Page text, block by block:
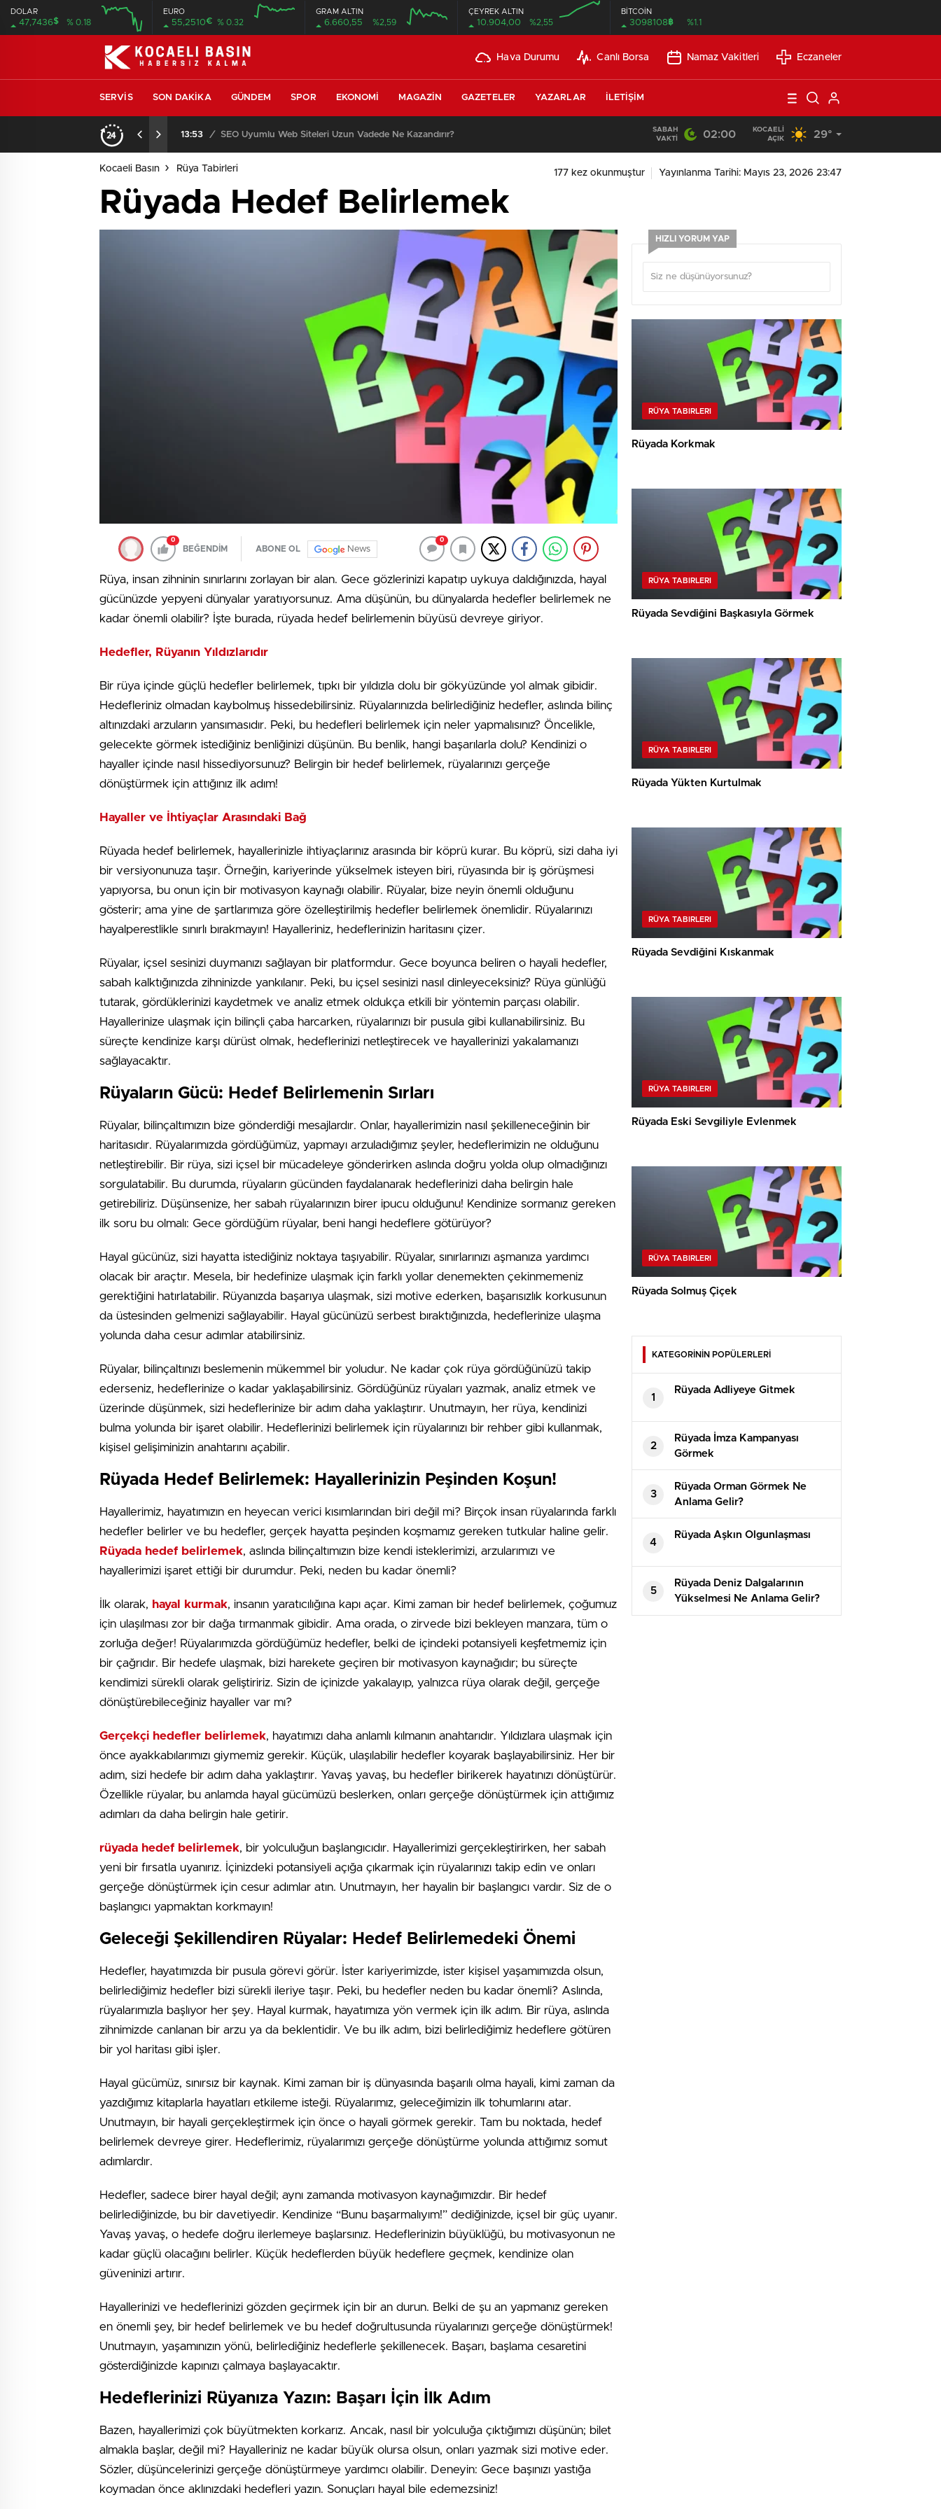
DOLAR
47,7436$ % 0.18
EURO
55,2510€ % 0.32
GRAM ALTIN
6.660,55 %2,59
ÇEYREK ALTIN
10.904,00 %2,55
BİTCOİN
3098108฿ %1.1
Hava Durumu Canlı Borsa Namaz Vakitleri Eczaneler
SERVIS SON DAKIKA GÜNDEM SPOR EKONOMI MAGAZIN GAZETELER YAZARLAR İLETIŞIM
13:53 / SEO Uyumlu Web Siteleri Uzun Vadede Ne Kazandırır? 21:21 / Günlük Okuma Süresi Az Olanlar İçin Etkili Okuma
SABAH
VAKTI
02:00
KOCAELI
AÇIK
29°
Kocaeli Basın Rüya Tabirleri 177 kez okunmuştur Yayınlanma Tarihi: Mayıs 23, 2026 23:47
Rüyada Hedef Belirlemek
0
BEĞENDİM ABONE OL News
0
Rüya, insan zihninin sınırlarını zorlayan bir alan. Gece gözlerinizi kapatıp uykuya daldığınızda, hayal
gücünüzde yepyeni dünyalar yaratıyorsunuz. Ama düşünün, bu dünyalarda hedefler belirlemek ne
kadar önemli olabilir? İşte burada, rüyada hedef belirlemenin büyüsü devreye giriyor.
Hedefler, Rüyanın Yıldızlarıdır
Bir rüya içinde güçlü hedefler belirlemek, tıpkı bir yıldızla dolu bir gökyüzünde yol almak gibidir.
Hedefleriniz olmadan kaybolmuş hissedebilirsiniz. Rüyalarınızda belirlediğiniz hedefler, aslında bilinç
altınızdaki arzuların yansımasıdır. Peki, bu hedefleri belirlemek için neler yapmalısınız? Öncelikle,
gelecekte görmek istediğiniz benliğinizi düşünün. Bu benlik, hangi başarılarla dolu? Kendinizi o
hayaller içinde nasıl hissediyorsunuz? Belirgin bir hedef belirlemek, rüyalarınızı gerçeğe
dönüştürmek için attığınız ilk adım!
Hayaller ve İhtiyaçlar Arasındaki Bağ
Rüyada hedef belirlemek, hayallerinizle ihtiyaçlarınız arasında bir köprü kurar. Bu köprü, sizi daha iyi
bir versiyonunuza taşır. Örneğin, kariyerinde yükselmek isteyen biri, rüyasında bir iş görüşmesi
yapıyorsa, bu onun için bir motivasyon kaynağı olabilir. Rüyalar, bize neyin önemli olduğunu
gösterir; ama yine de şartlarımıza göre özelleştirilmiş hedefler belirlemek önemlidir. Rüyalarınızı
hayalperestlikle sınırlı bırakmayın! Hayalleriniz, hedeflerinizin haritasını çizer.
Rüyalar, içsel sesinizi duymanızı sağlayan bir platformdur. Gece boyunca beliren o hayali hedefler,
sabah kalktığınızda zihninizde yankılanır. Peki, bu içsel sesinizi nasıl dinleyeceksiniz? Rüya günlüğü
tutarak, gördüklerinizi kaydetmek ve analiz etmek oldukça etkili bir yöntemin parçası olabilir.
Hayallerinize ulaşmak için bilinçli çaba harcarken, rüyalarınızı bir pusula gibi kullanabilirsiniz. Bu
süreçte kendinize karşı dürüst olmak, hedeflerinizi netleştirecek ve hayallerinizi yakalamanızı
sağlayacaktır.
Rüyaların Gücü: Hedef Belirlemenin Sırları
Rüyalar, bilinçaltımızın bize gönderdiği mesajlardır. Onlar, hayallerimizin nasıl şekilleneceğinin bir
haritasıdır. Rüyalarımızda gördüğümüz, yapmayı arzuladığımız şeyler, hedeflerimizin ne olduğunu
netleştirebilir. Bir rüya, sizi içsel bir mücadeleye gönderirken aslında doğru yolda olup olmadığınızı
sorgulatabilir. Bu durumda, rüyaların gücünden faydalanarak hedeflerinizi daha belirgin hale
getirebiliriz. Düşünsenize, her sabah rüyalarınızın birer ipucu olduğunu! Kendinize sormanız gereken
ilk soru bu olmalı: Gece gördüğüm rüyalar, beni hangi hedeflere götürüyor?
Hayal gücünüz, sizi hayatta istediğiniz noktaya taşıyabilir. Rüyalar, sınırlarınızı aşmanıza yardımcı
olacak bir araçtır. Mesela, bir hedefinize ulaşmak için farklı yollar denemekten çekinmemeniz
gerektiğini hatırlatabilir. Rüyanızda başarıya ulaşmak, sizi motive ederken, başarısızlık korkusunun
da üstesinden gelmenizi sağlayabilir. Hayal gücünüzü serbest bıraktığınızda, hedeflerinize ulaşma
yolunda daha cesur adımlar atabilirsiniz.
Rüyalar, bilinçaltınızı beslemenin mükemmel bir yoludur. Ne kadar çok rüya gördüğünüzü takip
ederseniz, hedeflerinize o kadar yaklaşabilirsiniz. Gördüğünüz rüyaları yazmak, analiz etmek ve
üzerinde düşünmek, sizi hedeflerinize bir adım daha yaklaştırır. Unutmayın, her rüya, kendinizi
bulma yolunda bir işaret olabilir. Hedeflerinizi belirlemek için rüyalarınızı bir rehber gibi kullanmak,
kişisel gelişiminizin anahtarını açabilir.
Rüyada Hedef Belirlemek: Hayallerinizin Peşinden Koşun!
Hayallerimiz, hayatımızın en heyecan verici kısımlarından biri değil mi? Birçok insan rüyalarında farklı
hedefler belirler ve bu hedefler, gerçek hayatta peşinden koşmamız gereken tutkular haline gelir.
Rüyada hedef belirlemek, aslında bilinçaltımızın bize kendi isteklerimizi, arzularımızı ve
hayallerimizi işaret ettiği bir durumdur. Peki, neden bu kadar önemli?
İlk olarak, hayal kurmak, insanın yaratıcılığına kapı açar. Kimi zaman bir hedef belirlemek, çoğumuz
için ulaşılması zor bir dağa tırmanmak gibidir. Ama orada, o zirvede bizi bekleyen manzara, tüm o
zorluğa değer! Rüyalarımızda gördüğümüz hedefler, belki de içindeki potansiyeli keşfetmemiz için
bir çağrıdır. Bir hedefe ulaşmak, bizi harekete geçiren bir motivasyon kaynağıdır; bu süreçte
kendimizi sürekli olarak geliştiririz. Sizin de içinizde yakalayıp, yalnızca rüya olarak değil, gerçeğe
dönüştürebileceğiniz hayaller var mı?
Gerçekçi hedefler belirlemek, hayatımızı daha anlamlı kılmanın anahtarıdır. Yıldızlara ulaşmak için
önce ayakkabılarımızı giymemiz gerekir. Küçük, ulaşılabilir hedefler koyarak başlayabilirsiniz. Her bir
adım, sizi hedefe bir adım daha yaklaştırır. Yavaş yavaş, bu hedefler birikerek hayatınızı dönüştürür.
Özellikle rüyalar, bu anlamda hayal gücümüzü beslerken, onları gerçeğe dönüştürmek için attığımız
adımları da daha belirgin hale getirir.
rüyada hedef belirlemek, bir yolculuğun başlangıcıdır. Hayallerimizi gerçekleştirirken, her sabah
yeni bir fırsatla uyanırız. İçinizdeki potansiyeli açığa çıkarmak için rüyalarınızı takip edin ve onları
gerçeğe dönüştürmek için cesur adımlar atın. Unutmayın, her hayalin bir başlangıcı vardır. Siz de o
başlangıcı yapmaktan korkmayın!
Geleceği Şekillendiren Rüyalar: Hedef Belirlemedeki Önemi
Hedefler, hayatımızda bir pusula görevi görür. İster kariyerimizde, ister kişisel yaşamımızda olsun,
belirlediğimiz hedefler bizi sürekli ileriye taşır. Peki, bu hedefler neden bu kadar önemli? Aslında,
rüyalarımızla başlıyor her şey. Hayal kurmak, hayatımıza yön vermek için ilk adım. Bir rüya, aslında
zihnimizde canlanan bir arzu ya da beklentidir. Ve bu ilk adım, bizi belirlediğimiz hedeflere götüren
bir yol haritası gibi işler.
Hayal gücümüz, sınırsız bir kaynak. Kimi zaman bir iş dünyasında başarılı olma hayali, kimi zaman da
yazdığımız kitaplarla hayatları etkileme isteği. Rüyalarımız, geleceğimizin ilk tohumlarını atar.
Unutmayın, bir hayali gerçekleştirmek için önce o hayali görmek gerekir. Tam bu noktada, hedef
belirlemek devreye girer. Hedeflerimiz, rüyalarımızı gerçeğe dönüştürme yolunda attığımız somut
adımlardır.
Hedefler, sadece birer hayal değil; aynı zamanda motivasyon kaynağımızdır. Bir hedef
belirlediğinizde, bu bir davetiyedir. Kendinize “Bunu başarmalıyım!” dediğinizde, içsel bir güç uyanır.
Yavaş yavaş, o hedefe doğru ilerlemeye başlarsınız. Hedeflerinizin büyüklüğü, bu motivasyonun ne
kadar güçlü olacağını belirler. Küçük hedeflerden büyük hedeflere geçmek, kendinize olan
güveninizi artırır.
Hayallerinizi ve hedeflerinizi gözden geçirmek için bir an durun. Belki de şu an yapmanız gereken
en önemli şey, bir hedef belirlemek ve bu hedef doğrultusunda rüyalarınızı gerçeğe dönüştürmek!
Unutmayın, yaşamınızın yönü, belirlediğiniz hedeflerle şekillenecek. Başarı, başlama cesaretini
gösterdiğinizde kapınızı çalmaya başlayacaktır.
Hedeflerinizi Rüyanıza Yazın: Başarı İçin İlk Adım
Bazen, hayallerimizi çok büyütmekten korkarız. Ancak, nasıl bir yolculuğa çıktığımızı düşünün; bilet
almakla başlar, değil mi? Hayalleriniz ne kadar büyük olursa olsun, onları yazmak sizi motive eder.
Sözler, düşüncelerinizi gerçeğe dönüştürmeye yardımcı olabilir. Deneyin: Gece başınızı yastığa
koymadan önce aklınızdaki hedefleri yazın. Sonuçları hayal bile edemezsiniz!
HIZLI YORUM YAP
RÜYA TABIRLERI
Rüyada Korkmak
RÜYA TABIRLERI
Rüyada Sevdiğini Başkasıyla Görmek
RÜYA TABIRLERI
Rüyada Yükten Kurtulmak
RÜYA TABIRLERI
Rüyada Sevdiğini Kıskanmak
RÜYA TABIRLERI
Rüyada Eski Sevgiliyle Evlenmek
RÜYA TABIRLERI
Rüyada Solmuş Çiçek
KATEGORİNİN POPÜLERLERİ
1
Rüyada Adliyeye Gitmek
2
Rüyada İmza Kampanyası
Görmek
3
Rüyada Orman Görmek Ne
Anlama Gelir?
4
Rüyada Aşkın Olgunlaşması
5
Rüyada Deniz Dalgalarının
Yükselmesi Ne Anlama Gelir?